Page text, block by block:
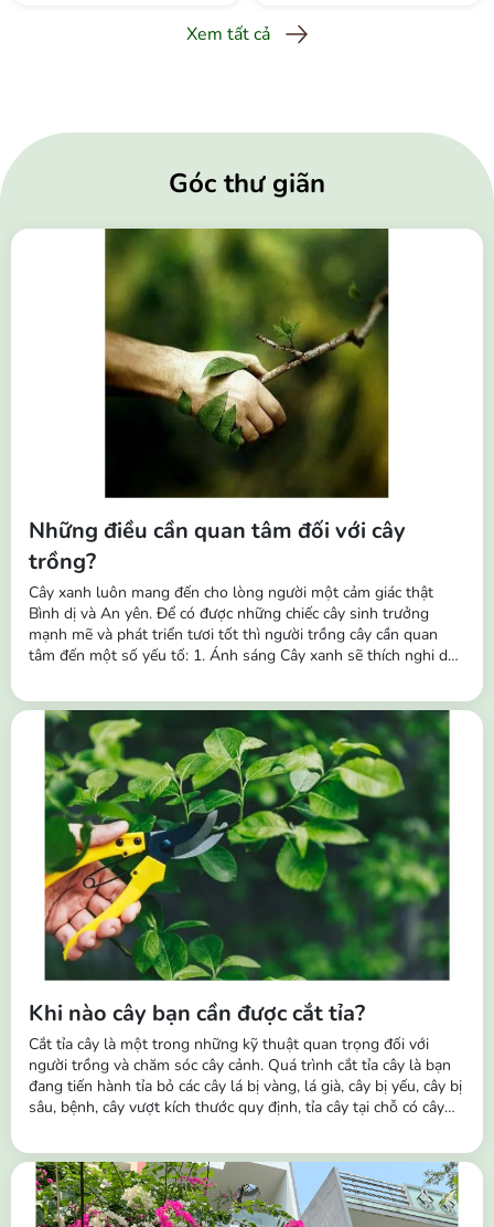
Xem tất cả
Góc thư giãn
Những điều cần quan tâm đối với cây
trồng?
Cây xanh luôn mang đến cho lòng người một cảm giác thật
Bình dị và An yên. Để có được những chiếc cây sinh trưởng
mạnh mẽ và phát triển tươi tốt thì người trồng cây cần quan
tâm đến một số yếu tố: 1. Ánh sáng Cây xanh sẽ thích nghi dần
cũng sẽ thích nghi với các môi trường khác nhau. Vì vậy, ngoài
tác dụng trang trí,...
Khi nào cây bạn cần được cắt tỉa?
Cắt tỉa cây là một trong những kỹ thuật quan trọng đối với
người trồng và chăm sóc cây cảnh. Quá trình cắt tỉa cây là bạn
đang tiến hành tỉa bỏ các cây lá bị vàng, lá già, cây bị yếu, cây bị
sâu, bệnh, cây vượt kích thước quy định, tỉa cây tại chỗ có cây
chết,... Tầm quan trọng của việc cắt tỉa cây: Giúp kích thích sinh
trưởng...